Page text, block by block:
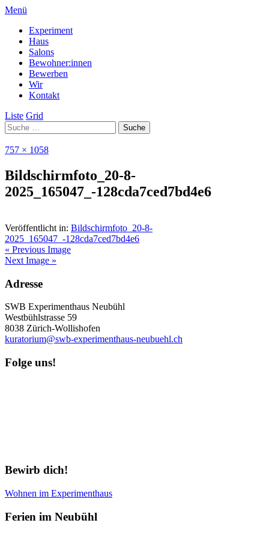
Menü
Experiment
Haus
Salons
Bewohner:innen
Bewerben
Wir
Kontakt
Liste Grid
757 × 1058
Bildschirmfoto_20-8-
2025_165047_-128cda7ced7bd4e6
Veröffentlicht in: Bildschirmfoto_20-8-
2025_165047_-128cda7ced7bd4e6
« Previous Image
Next Image »
Adresse
SWB Experimenthaus Neubühl
Westbühlstrasse 59
8038 Zürich-Wollishofen
kuratorium@swb-experimenthaus-neubuehl.ch
Folge uns!
Bewirb dich!
Wohnen im Experimenthaus
Ferien im Neubühl